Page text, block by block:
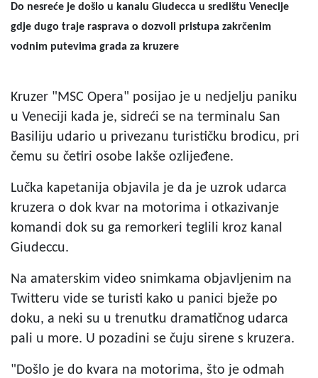
Do nesreće je došlo u kanalu Giudecca u središtu Venecije
gdje dugo traje rasprava o dozvoli pristupa zakrčenim
vodnim putevima grada za kruzere
Kruzer "MSC Opera" posijao je u nedjelju paniku
u Veneciji kada je, sidreći se na terminalu San
Basiliju udario u privezanu turističku brodicu, pri
čemu su četiri osobe lakše ozlijeđene.
Lučka kapetanija objavila je da je uzrok udarca
kruzera o dok kvar na motorima i otkazivanje
komandi dok su ga remorkeri teglili kroz kanal
Giudeccu.
Na amaterskim video snimkama objavljenim na
Twitteru vide se turisti kako u panici bježe po
doku, a neki su u trenutku dramatičnog udarca
pali u more. U pozadini se čuju sirene s kruzera.
"Došlo je do kvara na motorima, što je odmah